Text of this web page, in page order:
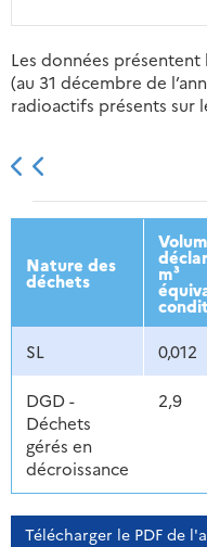
Les données
(au 31 décembre de
radioactifs présents sur
2013
Nature des
déchets m³
SL 0,012
DGD -
Déchets
gérés en
décroissance
2,9
Télécharger le PDF de